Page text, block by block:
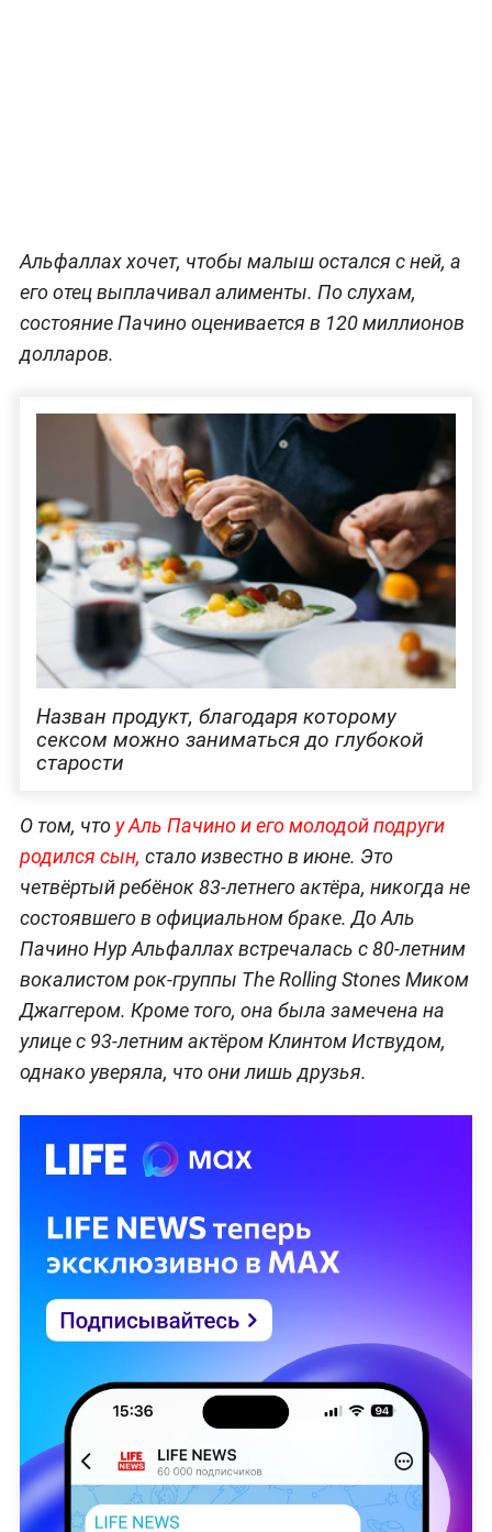
Альфаллах хочет, чтобы малыш остался с ней, а
его отец выплачивал алименты. По слухам,
состояние Пачино оценивается в 120 миллионов
долларов.
Назван продукт, благодаря которому
сексом можно заниматься до глубокой
старости
О том, что у Аль Пачино и его молодой подруги
родился сын, стало известно в июне. Это
четвёртый ребёнок 83-летнего актёра, никогда не
состоявшего в официальном браке. До Аль
Пачино Нур Альфаллах встречалась с 80-летним
вокалистом рок-группы The Rolling Stones Миком
Джаггером. Кроме того, она была замечена на
улице с 93-летним актёром Клинтом Иствудом,
однако уверяла, что они лишь друзья.